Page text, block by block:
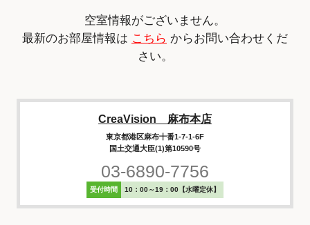
空室情報がございません。
最新のお部屋情報は こちら からお問い合わせくだ
さい。
CreaVision 麻布本店
東京都港区麻布十番1-7-1-6F
国土交通大臣(1)第10590号
03-6890-7756
受付時間 10：00～19：00【水曜定休】